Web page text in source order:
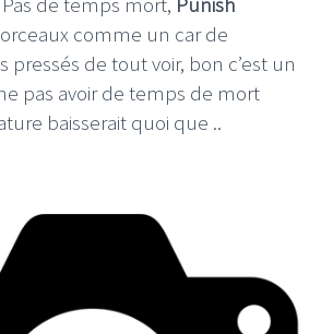
comme un car de
pressés de tout voir, bon c’est un
pas avoir de temps de mort
baisserait quoi que ..